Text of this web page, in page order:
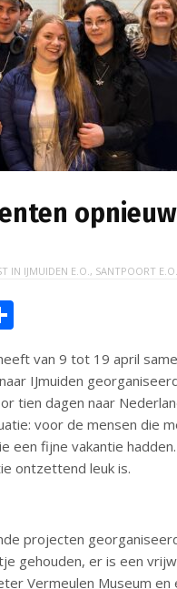
IN IJMUIDEN E.O., SANTPOORT E.O.
e
n
van 9 tot 19 april
IJmuiden
tien dagen naar
voor de mensen die
een fijne vakantie
ontzettend leuk is.
projecten
gehouden, er is een
Vermeulen Museum en